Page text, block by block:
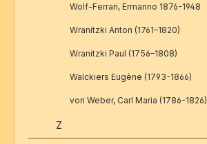
Wolf-Ferrari, Ermanno 1876-1948
Wranitzki Anton (1761–1820)
Wranitzki Paul (1756–1808)
Walckiers Eugène (1793-1866)
von Weber, Carl Maria (1786-1826)
Z